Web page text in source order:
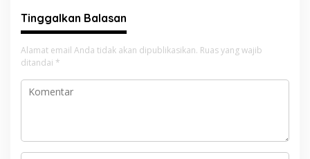
Tinggalkan Balasan
Alamat email Anda tidak akan dipublikasikan. Ruas yang wajib
ditandai *